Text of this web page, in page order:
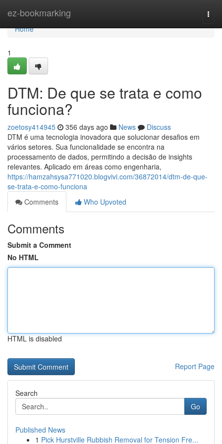
ez-bookmarking
Home
Home
1
DTM: De que se trata e como
funciona?
zoetosy414945 356 days ago News
Discuss
DTM é uma tecnologia inovadora que solucionar desafios em
vários setores. Sua funcionalidade se encontra na
processamento de dados, permitindo a decisão de insights
relevantes. Aplicado em áreas como engenharia,
https://hamzahsysa771020.blogvivi.com/36872014/dtm-de-que-
se-trata-e-como-funciona
Comments
Who Upvoted
Comments
Submit a Comment
No HTML
HTML is disabled
Report Page
Search
Go
Published News
1 Pick Hurstville Rubbish Removal for Tension Fre...